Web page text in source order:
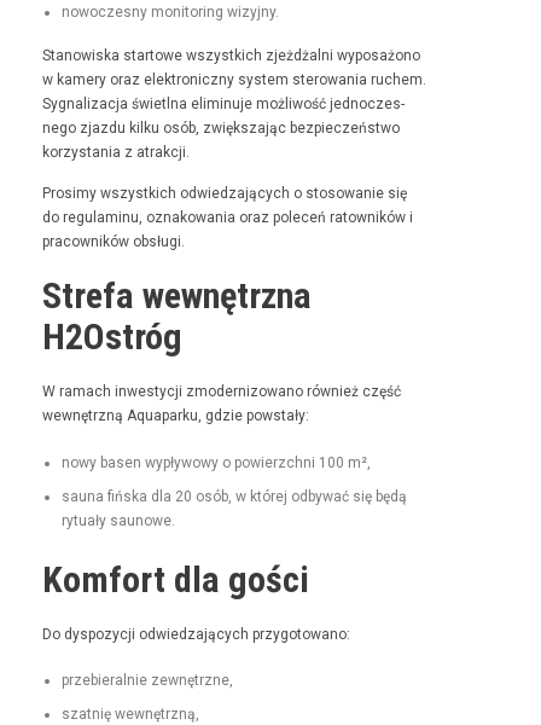
nowoczes­ny mon­i­tor­ing wizyjny.
Stanowiska star­towe wszys­t­kich zjeżdżal­ni wyposażono
w kamery oraz elek­tron­iczny sys­tem sterowa­nia ruchem.
Syg­nal­iza­c­ja świ­etl­na elimin­u­je możli­wość jed­noczes­
nego zjaz­du kilku osób, zwięk­sza­jąc bez­pieczeńst­wo
korzys­ta­nia z atrakcji.
Prosimy wszys­t­kich odwiedza­ją­cych o stosowanie się
do reg­u­laminu, oznakowa­nia oraz pole­ceń ratown­ików i
pra­cown­ików obsługi.
Strefa wewnętrzna
H2Ostróg
W ramach inwest­y­cji zmod­ern­i­zowano również część
wewnętrzną Aqua­parku, gdzie powstały:
nowy basen wypły­wowy o powierzch­ni 100 m²,
sauna fińs­ka dla 20 osób, w której odby­wać się będą
rytu­ały saunowe.
Komfort dla gości
Do dys­pozy­cji odwiedza­ją­cych przygotowano:
prze­bier­al­nie zewnętrzne,
szat­nię wewnętrzną,